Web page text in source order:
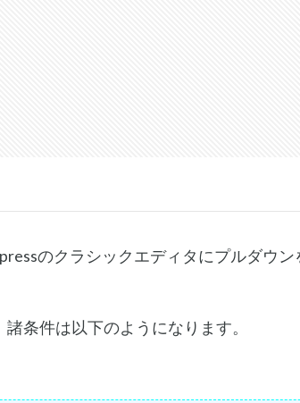
のクラシックエディタにプルダウ
条件は以下のようになります。